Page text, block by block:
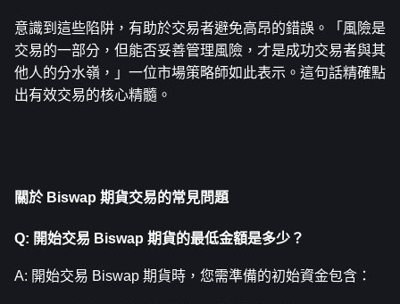
意識到這些陷阱，有助於交易者避免高昂的錯誤。「風險是
交易的一部分，但能否妥善管理風險，才是成功交易者與其
他人的分水嶺，」一位市場策略師如此表示。這句話精確點
出有效交易的核心精髓。
關於 Biswap 期貨交易的常見問題
Q: 開始交易 Biswap 期貨的最低金額是多少？
A: 開始交易 Biswap 期貨時，您需準備的初始資金包含：